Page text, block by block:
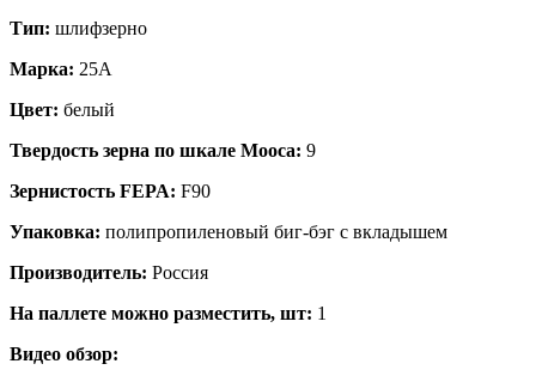
Тип: шлифзерно
Марка: 25А
Цвет: белый
Твердость зерна по шкале Мооса: 9
Зернистость FEPA: F90
Упаковка: полипропиленовый биг-бэг с вкладышем
Производитель: Россия
На паллете можно разместить, шт: 1
Видео обзор: